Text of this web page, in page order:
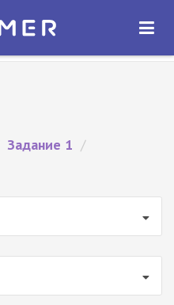
ОТКРЫТЬ
Задание 1 /